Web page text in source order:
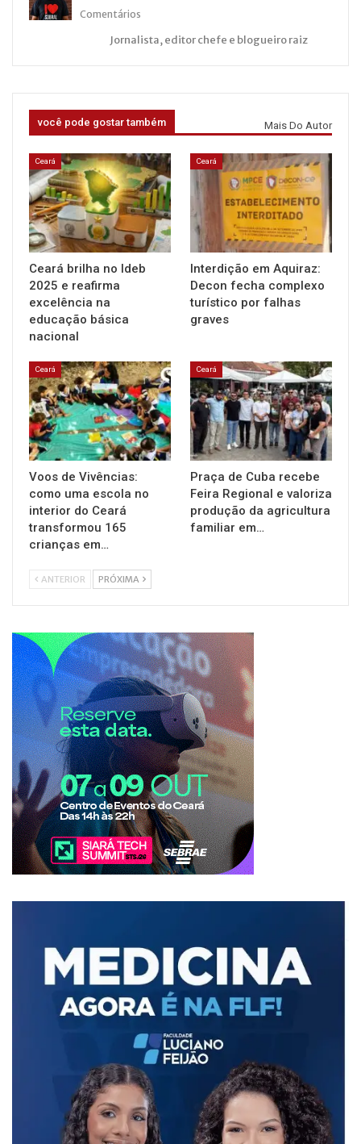
Comentários
Jornalista, editor chefe e blogueiro raiz
você pode gostar também Mais Do Autor
Ceará
Ceará brilha no Ideb
2025 e reafirma
excelência na
educação básica
nacional
Ceará
Interdição em Aquiraz:
Decon fecha complexo
turístico por falhas
graves
Ceará
Voos de Vivências:
como uma escola no
interior do Ceará
transformou 165
crianças em…
Ceará
Praça de Cuba recebe
Feira Regional e valoriza
produção da agricultura
familiar em…
ANTERIOR PRÓXIMA